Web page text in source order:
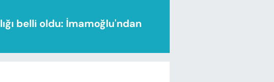
belli oldu: İmamoğlu'ndan